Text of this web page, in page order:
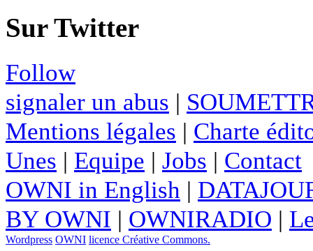
Sur Twitter
Follow
signaler un abus |
Mentions légales | Charte
Unes | Equipe | Jobs | Contact
OWNI in English |
BY OWNI | OWNIRADIO |
Wordpress OWNI licence Créative Commons.